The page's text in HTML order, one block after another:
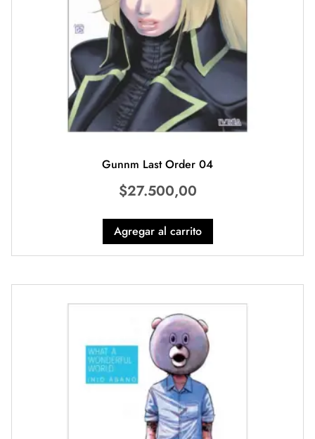
Gunnm Last Order 04
$27.500,00
Agregar al carrito